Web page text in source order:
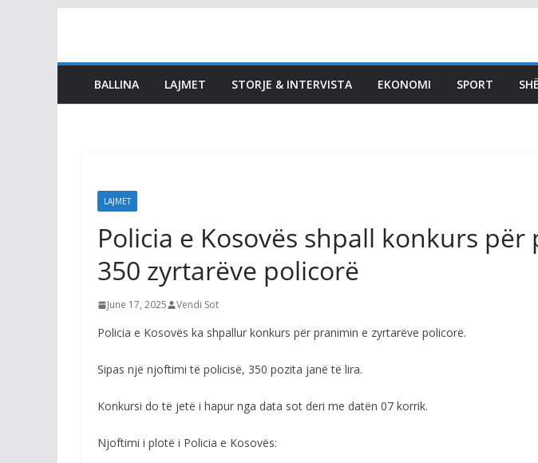
content
BALLINA LAJMET STORJE & INTERVISTA EKONOMI SPORT
LAJMET
Policia e Kosovës shpall konkurs
350 zyrtarëve policorë
June 17, 2025 Vendi Sot
Policia e Kosovës ka shpallur konkurs për pranimin e zyrtarëve policorë.
Sipas një njoftimi të policisë, 350 pozita janë të lira.
Konkursi do të jetë i hapur nga data sot deri me datën 07 korrik.
Njoftimi i plotë i Policia e Kosovës:
ftesa